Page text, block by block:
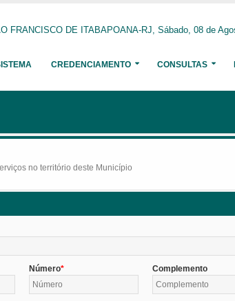
FRANCISCO DE ITABAPOANA-RJ, Sábado, 08 de
CREDENCIAMENTO CONSULTAS
no território deste Município
Número Complemento